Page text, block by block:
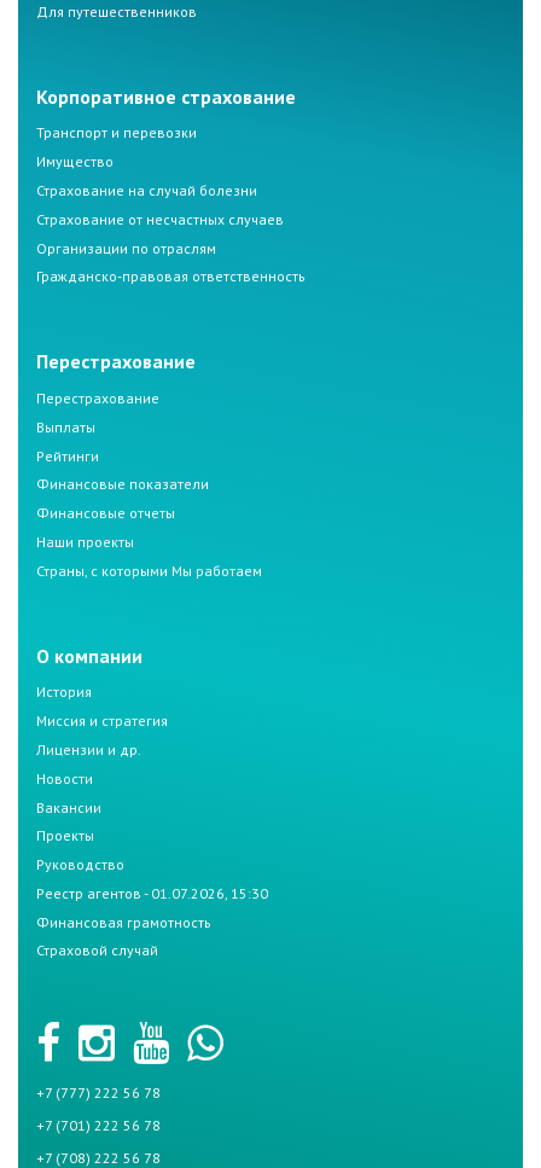
Для путешественников
Корпоративное страхование
Транспорт и перевозки
Имущество
Страхование на случай болезни
Страхование от несчастных случаев
Организации по отраслям
Гражданско-правовая ответственность
Перестрахование
Перестрахование
Выплаты
Рейтинги
Финансовые показатели
Финансовые отчеты
Наши проекты
Страны, с которыми Мы работаем
О компании
История
Миссия и стратегия
Лицензии и др.
Новости
Вакансии
Проекты
Руководство
Реестр агентов - 01.07.2026, 15:30
Финансовая грамотность
Страховой случай
+7 (777) 222 56 78
+7 (701) 222 56 78
+7 (708) 222 56 78